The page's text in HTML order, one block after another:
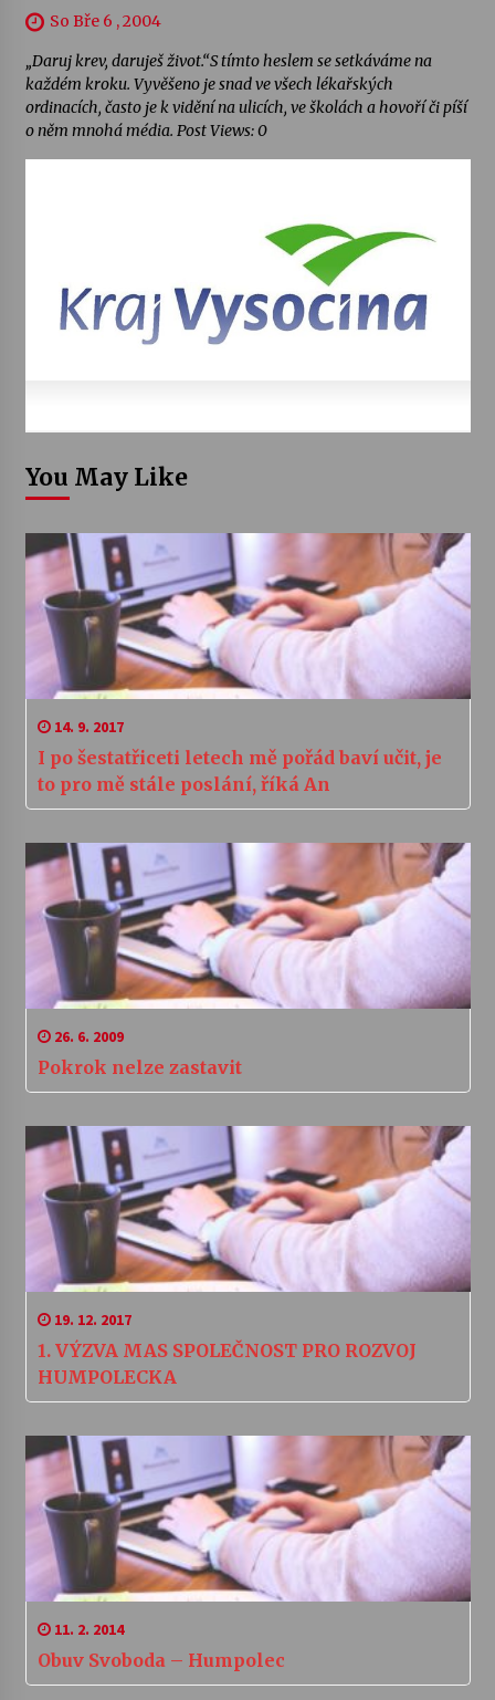
So Bře 6 , 2004
„Daruj krev, daruješ život.“S tímto heslem se setkáváme na
každém kroku. Vyvěšeno je snad ve všech lékařských
ordinacích, často je k vidění na ulicích, ve školách a hovoří či píší
o něm mnohá média. Post Views: 0
You May Like
14. 9. 2017
I po šestatřiceti letech mě pořád baví učit, je
to pro mě stále poslání, říká An
26. 6. 2009
Pokrok nelze zastavit
19. 12. 2017
1. VÝZVA MAS SPOLEČNOST PRO ROZVOJ
HUMPOLECKA
11. 2. 2014
Obuv Svoboda – Humpolec